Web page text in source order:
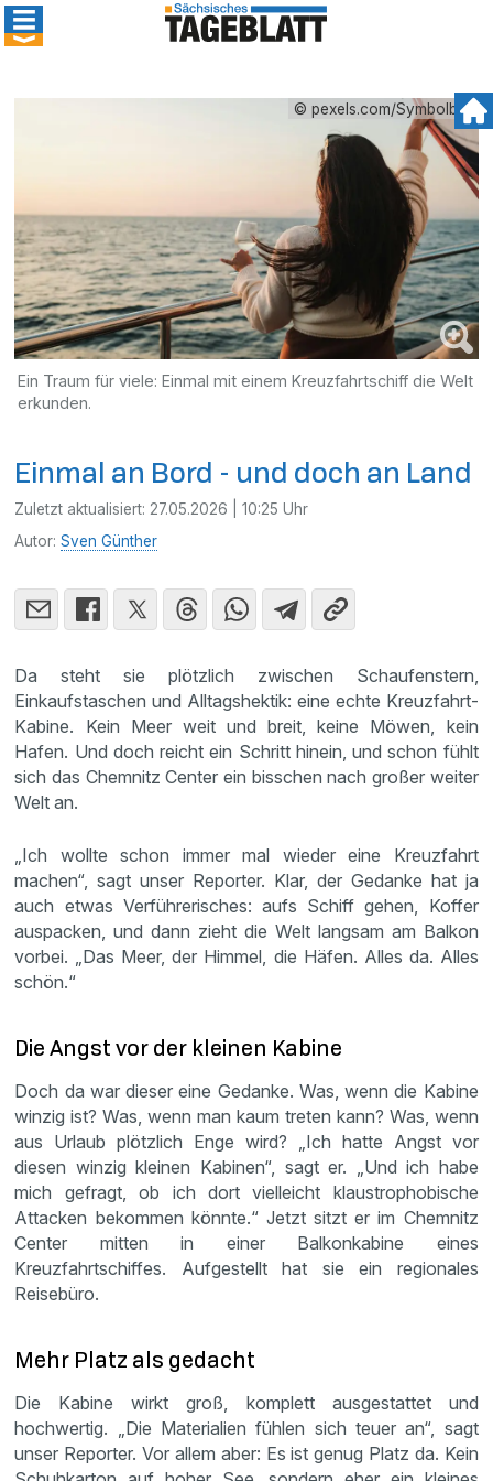
© pexels.com/Symbolbild
Ein Traum für viele: Einmal mit einem Kreuzfahrtschiff die Welt
erkunden.
Einmal an Bord - und doch an Land
Zuletzt aktualisiert: 27.05.2026 | 10:25 Uhr
Autor:Sven Günther
Da steht sie plötzlich zwischen Schaufenstern,
Einkaufstaschen und Alltagshektik: eine echte Kreuzfahrt-
Kabine. Kein Meer weit und breit, keine Möwen, kein
Hafen. Und doch reicht ein Schritt hinein, und schon fühlt
sich das Chemnitz Center ein bisschen nach großer weiter
Welt an.
„Ich wollte schon immer mal wieder eine Kreuzfahrt
machen“, sagt unser Reporter. Klar, der Gedanke hat ja
auch etwas Verführerisches: aufs Schiff gehen, Koffer
auspacken, und dann zieht die Welt langsam am Balkon
vorbei. „Das Meer, der Himmel, die Häfen. Alles da. Alles
schön.“
Die Angst vor der kleinen Kabine
Doch da war dieser eine Gedanke. Was, wenn die Kabine
winzig ist? Was, wenn man kaum treten kann? Was, wenn
aus Urlaub plötzlich Enge wird? „Ich hatte Angst vor
diesen winzig kleinen Kabinen“, sagt er. „Und ich habe
mich gefragt, ob ich dort vielleicht klaustrophobische
Attacken bekommen könnte.“ Jetzt sitzt er im Chemnitz
Center mitten in einer Balkonkabine eines
Kreuzfahrtschiffes. Aufgestellt hat sie ein regionales
Reisebüro.
Mehr Platz als gedacht
Die Kabine wirkt groß, komplett ausgestattet und
hochwertig. „Die Materialien fühlen sich teuer an“, sagt
unser Reporter. Vor allem aber: Es ist genug Platz da. Kein